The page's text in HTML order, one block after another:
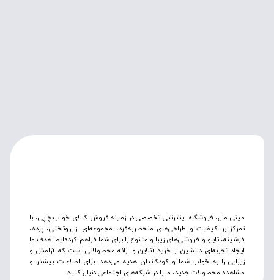
مینی مال، فروشگاه اینترنتی تخصصی در زمینه فروش کالای خواب چاپی، با
تمرکز بر کیفیت و طراحی‌های منحصربه‌فرد، مجموعه‌ای از روتختی‌، پرده،
فرشینه، تابلو و فروشی‌های زیبا و متنوع را برای شما فراهم کرده‌ایم. هدف ما
ایجاد تجربه‌ای دلنشین از خرید آنلاین و ارائه محصولاتی است که آرامش و
زیبایی را به خواب شما و کودکانتان هدیه می‌دهد. برای اطلاعات بیشتر و
مشاهده محصولات جدید، ما را در شبکه‌های اجتماعی دنبال کنید.